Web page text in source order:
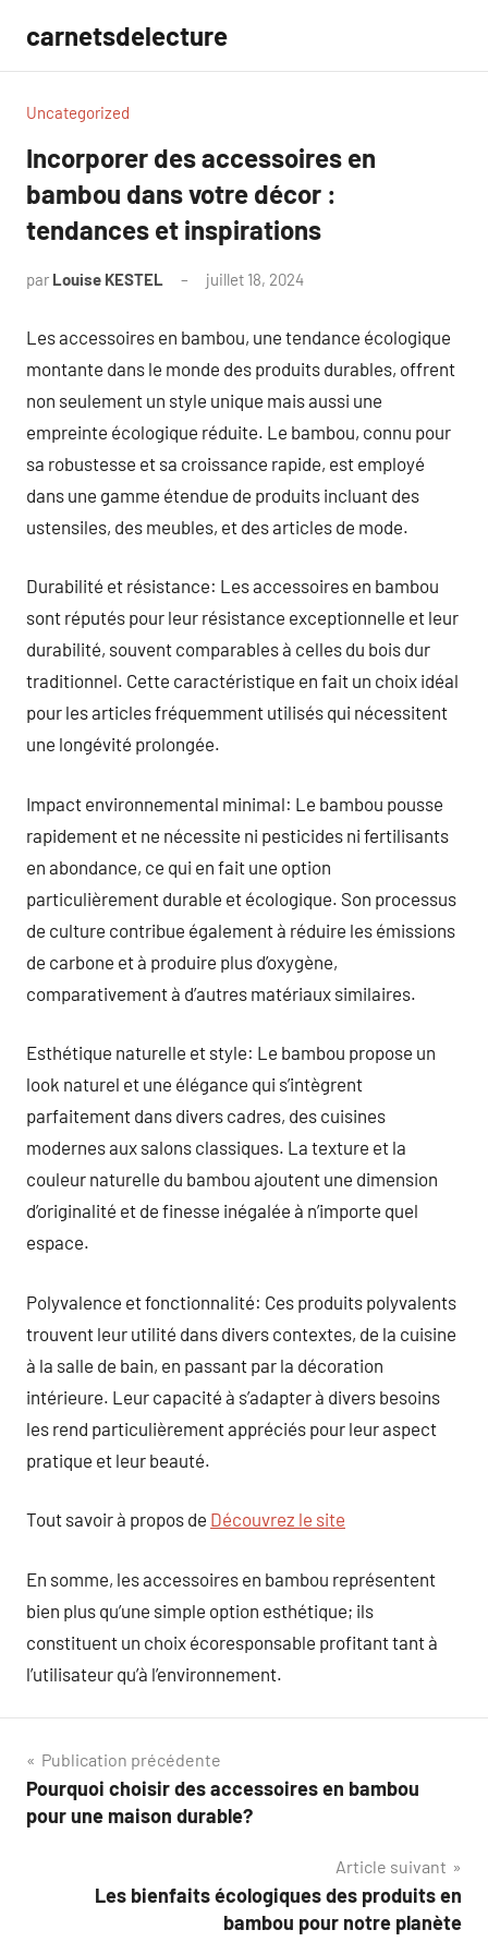
contenu
carnetsdelecture
Uncategorized
Incorporer des accessoires en
bambou dans votre décor :
tendances et inspirations
par Louise KESTEL juillet 18, 2024
Les accessoires en bambou, une tendance écologique
montante dans le monde des produits durables, offrent
non seulement un style unique mais aussi une
empreinte écologique réduite. Le bambou, connu pour
sa robustesse et sa croissance rapide, est employé
dans une gamme étendue de produits incluant des
ustensiles, des meubles, et des articles de mode.
Durabilité et résistance: Les accessoires en bambou
sont réputés pour leur résistance exceptionnelle et leur
durabilité, souvent comparables à celles du bois dur
traditionnel. Cette caractéristique en fait un choix idéal
pour les articles fréquemment utilisés qui nécessitent
une longévité prolongée.
Impact environnemental minimal: Le bambou pousse
rapidement et ne nécessite ni pesticides ni fertilisants
en abondance, ce qui en fait une option
particulièrement durable et écologique. Son processus
de culture contribue également à réduire les émissions
de carbone et à produire plus d’oxygène,
comparativement à d’autres matériaux similaires.
Esthétique naturelle et style: Le bambou propose un
look naturel et une élégance qui s’intègrent
parfaitement dans divers cadres, des cuisines
modernes aux salons classiques. La texture et la
couleur naturelle du bambou ajoutent une dimension
d’originalité et de finesse inégalée à n’importe quel
espace.
Polyvalence et fonctionnalité: Ces produits polyvalents
trouvent leur utilité dans divers contextes, de la cuisine
à la salle de bain, en passant par la décoration
intérieure. Leur capacité à s’adapter à divers besoins
les rend particulièrement appréciés pour leur aspect
pratique et leur beauté.
Tout savoir à propos de Découvrez le site
En somme, les accessoires en bambou représentent
bien plus qu’une simple option esthétique; ils
constituent un choix écoresponsable profitant tant à
l’utilisateur qu’à l’environnement.
Navigation
de
Publication précédente
Pourquoi choisir des accessoires en bambou
pour une maison durable?
Article suivant
Les bienfaits écologiques des produits en
bambou pour notre planète